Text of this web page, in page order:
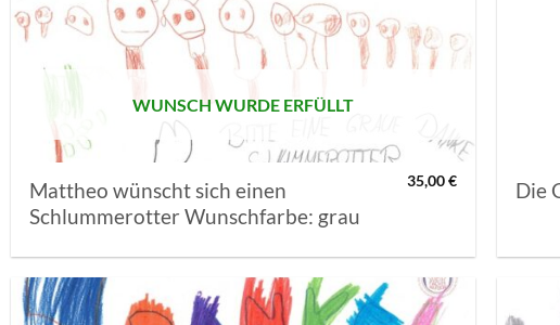
MERKLISTE
SETZEN
WUNSCH WURDE ERFÜLLT
Mattheo wünscht sich einen
Schlummerotter Wunschfarbe: grau
35,00€ Die